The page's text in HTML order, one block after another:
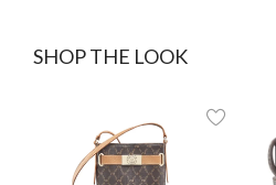
SHOP THE LOOK